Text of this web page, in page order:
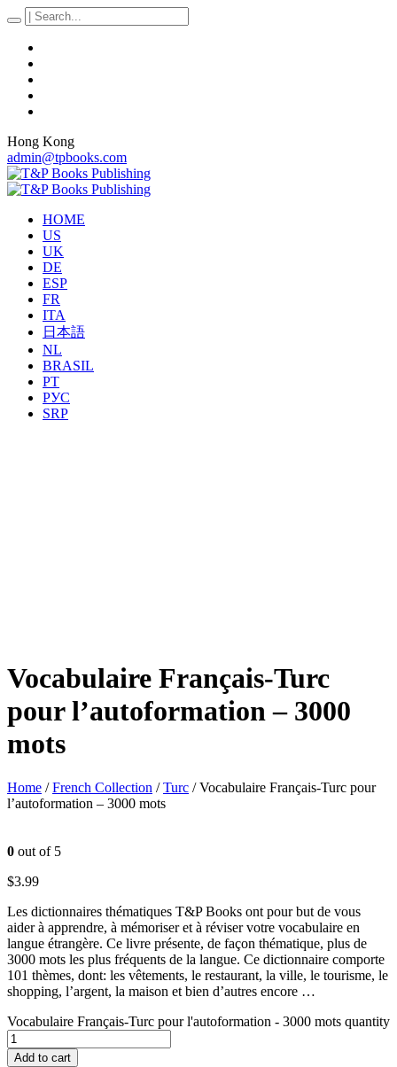
Hong Kong
admin@tpbooks.com
HOME
US
UK
DE
ESP
FR
ITA
日本語
NL
BRASIL
PT
РУС
SRP
Vocabulaire Français-Turc
pour l’autoformation – 3000
mots
Home /French Collection /Turc / Vocabulaire Français-Turc pour
l’autoformation – 3000 mots
0 out of 5
$3.99
Les dictionnaires thématiques T&P Books ont pour but de vous
aider à apprendre, à mémoriser et à réviser votre vocabulaire en
langue étrangère. Ce livre présente, de façon thématique, plus de
3000 mots les plus fréquents de la langue. Ce dictionnaire comporte
101 thèmes, dont: les vêtements, le restaurant, la ville, le tourisme, le
shopping, l’argent, la maison et bien d’autres encore …
Vocabulaire Français-Turc pour l'autoformation - 3000 mots quantity
Add to cart